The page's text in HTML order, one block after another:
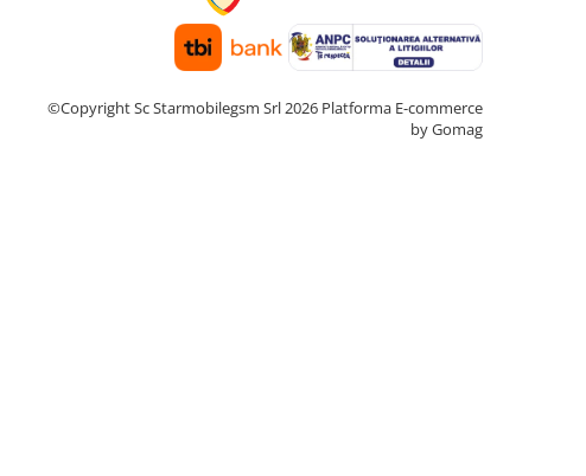
©Copyright Sc Starmobilegsm Srl 2026 Platforma E-commerce
by Gomag